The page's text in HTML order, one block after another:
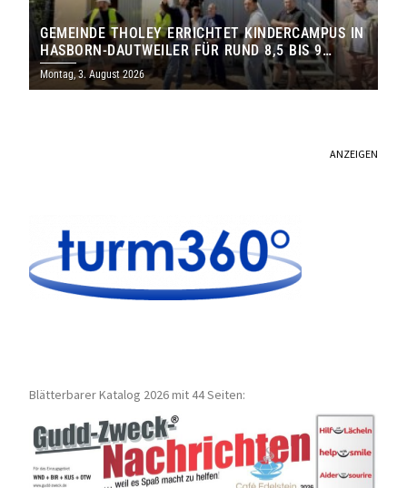
GEMEINDE THOLEY ERRICHTET KINDERCAMPUS IN
HASBORN-DAUTWEILER FÜR RUND 8,5 BIS 9
MILLIONEN EURO
Montag, 3. August 2026
ANZEIGEN
Blätterbarer Katalog 2026 mit 44 Seiten: